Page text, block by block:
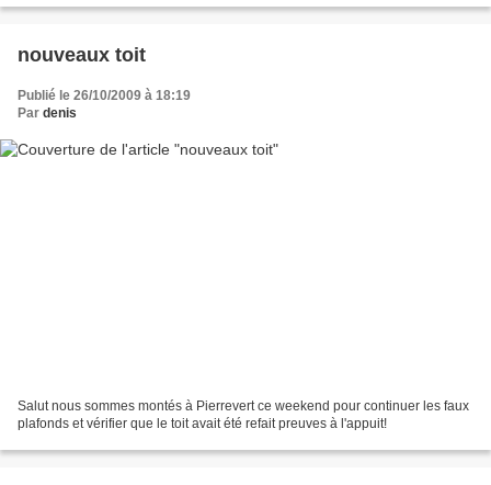
nouveaux toit
Publié le 26/10/2009 à 18:19
Par denis
Salut nous sommes montés à Pierrevert ce weekend pour continuer les faux
plafonds et vérifier que le toit avait été refait preuves à l'appuit!